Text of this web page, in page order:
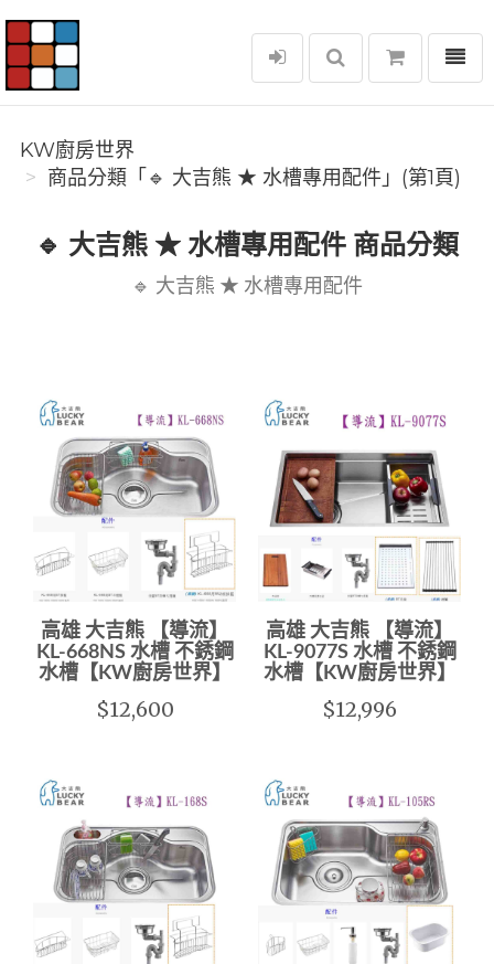
KW廚房世界
選單
KW廚房世界
商品分類「🔹 大吉熊 ★ 水槽專用配件」(第1頁)
🔹 大吉熊 ★ 水槽專用配件 商品分類
🔹 大吉熊 ★ 水槽專用配件
高雄 大吉熊 【導流】
KL-668NS 水槽 不銹鋼
水槽【KW廚房世界】
$12,600
高雄 大吉熊 【導流】
KL-9077S 水槽 不銹鋼
水槽【KW廚房世界】
$12,996